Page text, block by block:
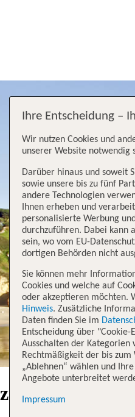
Ihre Entscheidung –
Wir nutzen Cookies und
unserer Website notwendig
Darüber hinaus und soweit
sowie unsere bis zu fünf
andere Technologien
Ihnen erheben und
personalisierte Werbung
durchzuführen. Dabei kann
sein, wo vom EU-
dortigen Behörden nicht
Sie können mehr
Cookies und welche auf
oder akzeptieren möchten.
Hinweis. Zusätzliche
Daten finden Sie im
Entscheidung über
Ausschalten der
Rechtmäßigkeit der bis
„Ablehnen“ wählen und
Angebote unterbreitet
Impressum